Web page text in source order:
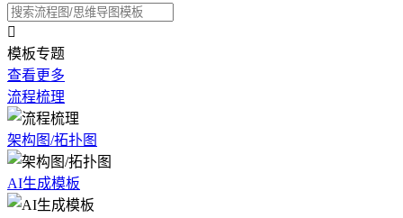

模板专题
查看更多
流程梳理
架构图/拓扑图
AI生成模板